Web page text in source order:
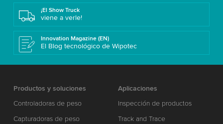
¡El Show Truck
viene a verle!
Innovation Magazine (EN)
El Blog tecnológico de Wipotec
Productos y soluciones
Controladoras de peso
Capturadoras de peso
Aplicaciones
Inspección de productos
Track and Trace